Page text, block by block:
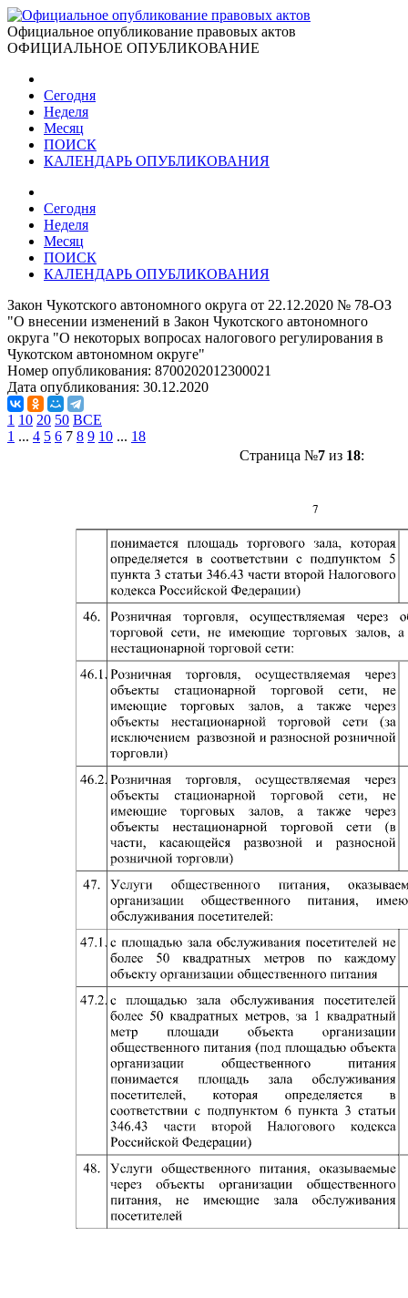
Официальное опубликование правовых актов
ОФИЦИАЛЬНОЕ ОПУБЛИКОВАНИЕ
Сегодня
Неделя
Месяц
ПОИСК
КАЛЕНДАРЬ ОПУБЛИКОВАНИЯ
Сегодня
Неделя
Месяц
ПОИСК
КАЛЕНДАРЬ ОПУБЛИКОВАНИЯ
Закон Чукотского автономного округа от 22.12.2020 № 78-ОЗ
"О внесении изменений в Закон Чукотского автономного
округа "О некоторых вопросах налогового регулирования в
Чукотском автономном округе"
Номер опубликования: 8700202012300021
Дата опубликования: 30.12.2020
1 10 20 50 ВСЕ
1 ... 4 5 6 7 8 9 10 ... 18
Страница №7из 18: